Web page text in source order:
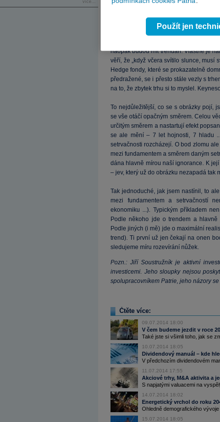
více...
naopak budou mít trendaři. Vlastně je
věří, že „když včera svítilo slunce, musí
Hedge fondy, které se prokazatelně
předražené, se i přesto stále vezly s
na to, že zbytek trhu si to myslel.
To nejdůležitější, co se s obrázky pojí,
se vše otáčí opačným směrem. Celou
určitým směrem a nastartují efekt
se ale mění – 7 let hojnosti, 7 hladu
setrvačnosti rozcházejí. O bod zlomu
mezi fundamentem a směrem daným
dána hlavně mírou naší ignorance. K
– jev, který už do obrázku nezapadá tak
Tak jednoduché, jak jsem nastínil, to
mezi fundamentem a setrvačností
ekonomiku ...). Typickým příkladem
Podle někoho jde o trendem a
Podle jiných (i mě) jde o maximální
trend). Ti první už jen čekají na onen
sledujeme míru rozevírání nůžek.
Pozn.: Jiří Soustružník je aktivní
investicemi. Jeho sloupky nejsou
spolupracovníkem Patrie, jeho názory
Čtěte více:
09.07.2014 18:00
V čem budeme jezdit v roce
Také jste si všimli toho, jak se
10.07.2014 18:05
Dividendový manuál – kde
V předchozím dividendovém
11.07.2014 17:55
Akciové trhy, M&A aktivita a
S napjatými valuacemi na
14.07.2014 18:02
Energetický vrchol do roku
Ohledně demografického
15.07.2014 18:05
Použít jen